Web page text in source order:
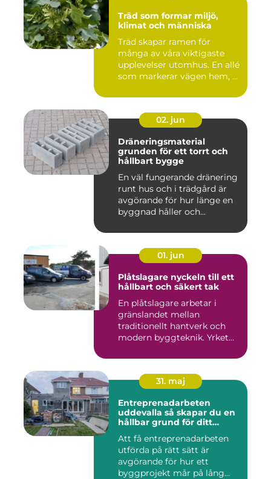
Träd som formar miljö,
klimat och människa
Träd skapar ramen för
många av våra viktigaste
upplevelser utomhus. En allé
som markerar vägen hem, ...
02. jun
Dräneringsmaterial
grunden för ett torrt och
hållbart bygge
En väl fungerande dränering
runt hus och i trädgård är
avgörande för hur länge en
byggnad håller och...
01. jun
Plåtslagare nyckeln till ett
hållbart och säkert tak
En plåtslagare arbetar i
gränslandet mellan
traditionellt hantverk och
modern byggteknik. Yrket
31. maj
Entreprenadarbeten
uddevalla så skapar du en
hållbar grund för ditt
Att få entreprenadarbeten
utförda på rätt sätt är
avgörande för hur ett
byggprojekt mår på lång